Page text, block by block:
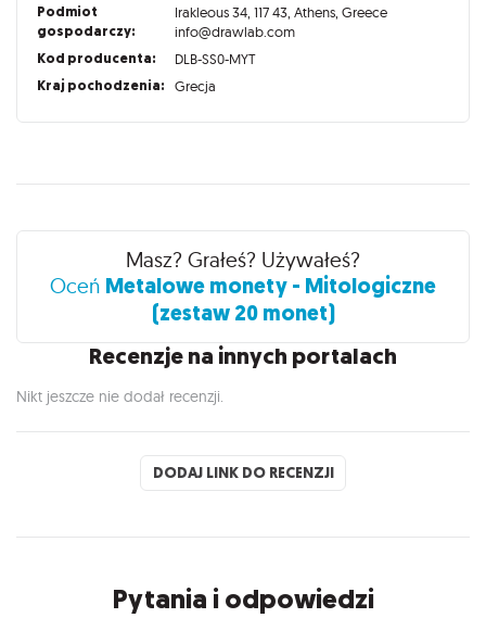
Podmiot
gospodarczy:
Irakleous 34, 117 43, Athens, Greece
info@drawlab.com
Kod producenta: DLB-SS0-MYT
Kraj pochodzenia: Grecja
Recenzje
Masz? Grałeś? Używałeś?
Oceń Metalowe monety - Mitologiczne
(zestaw 20 monet)
Recenzje na innych portalach
Nikt jeszcze nie dodał recenzji.
DODAJ LINK DO RECENZJI
Pytania i odpowiedzi